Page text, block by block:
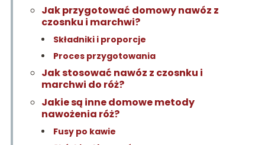
Jak przygotować domowy nawóz z
czosnku i marchwi?
Składniki i proporcje
Proces przygotowania
Jak stosować nawóz z czosnku i
marchwi do róż?
Jakie są inne domowe metody
nawożenia róż?
Fusy po kawie